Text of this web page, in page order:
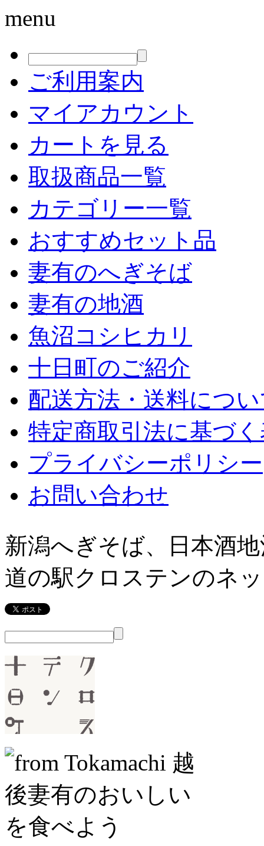
menu
ご利用案内
マイアカウント
カートを見る
取扱商品一覧
カテゴリー一覧
おすすめセット品
妻有のへぎそば
妻有の地酒
魚沼コシヒカリ
十日町のご紹介
配送方法・送料につ
特定商取引法に基づ
プライバシーポリシー
お問い合わせ
新潟へぎそば、日本酒
道の駅クロステンのネ